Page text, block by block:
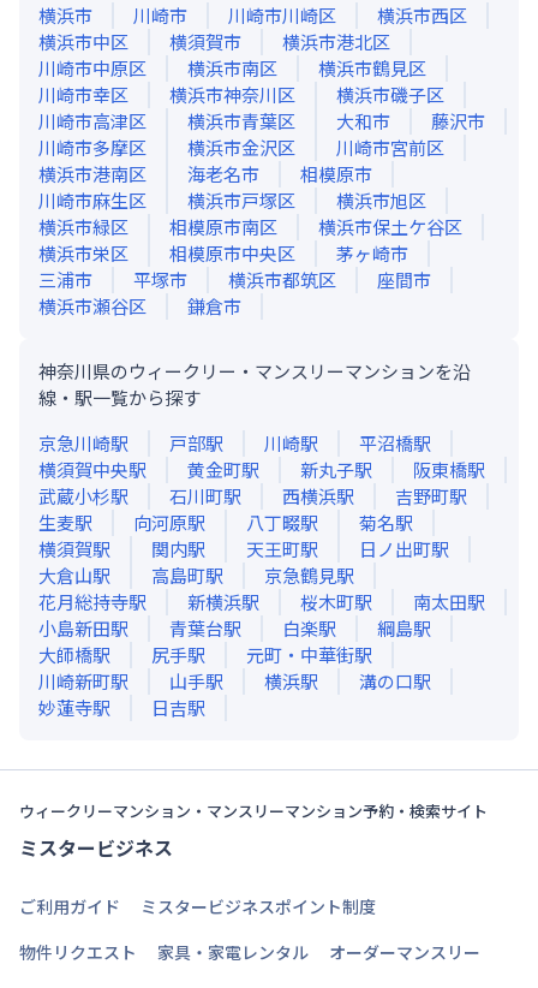
横浜市
川崎市 川崎市川崎区
横浜市西区
横浜市中区
横須賀市
横浜市港北区
川崎市中原区
横浜市南区
横浜市鶴見区
川崎市幸区
横浜市神奈川区
横浜市磯子区
川崎市高津区
横浜市青葉区 大和市
藤沢市
川崎市多摩区
横浜市金沢区
川崎市宮前区
横浜市港南区
海老名市
相模原市
川崎市麻生区
横浜市戸塚区
横浜市旭区
横浜市緑区
相模原市南区
横浜市保土ケ谷区
横浜市栄区
相模原市中央区
茅ヶ崎市
三浦市
平塚市 横浜市都筑区
座間市
横浜市瀬谷区
鎌倉市
神奈川県のウィークリー・マンスリーマンションを沿
線・駅一覧から探す
京急川崎駅 戸部駅 川崎駅 平沼橋駅
横須賀中央駅 黄金町駅 新丸子駅 阪東橋駅
武蔵小杉駅 石川町駅 西横浜駅 吉野町駅
生麦駅 向河原駅 八丁畷駅 菊名駅
横須賀駅 関内駅 天王町駅 日ノ出町駅
大倉山駅 高島町駅 京急鶴見駅
花月総持寺駅 新横浜駅 桜木町駅 南太田駅
小島新田駅 青葉台駅 白楽駅 綱島駅
大師橋駅 尻手駅 元町・中華街駅
川崎新町駅 山手駅 横浜駅 溝の口駅
妙蓮寺駅 日吉駅
ウィークリーマンション・マンスリーマンション予約・検索サイト
ミスタービジネス
ご利用ガイド
ミスタービジネスポイント制度
物件リクエスト
家具・家電レンタル
オーダーマンスリー